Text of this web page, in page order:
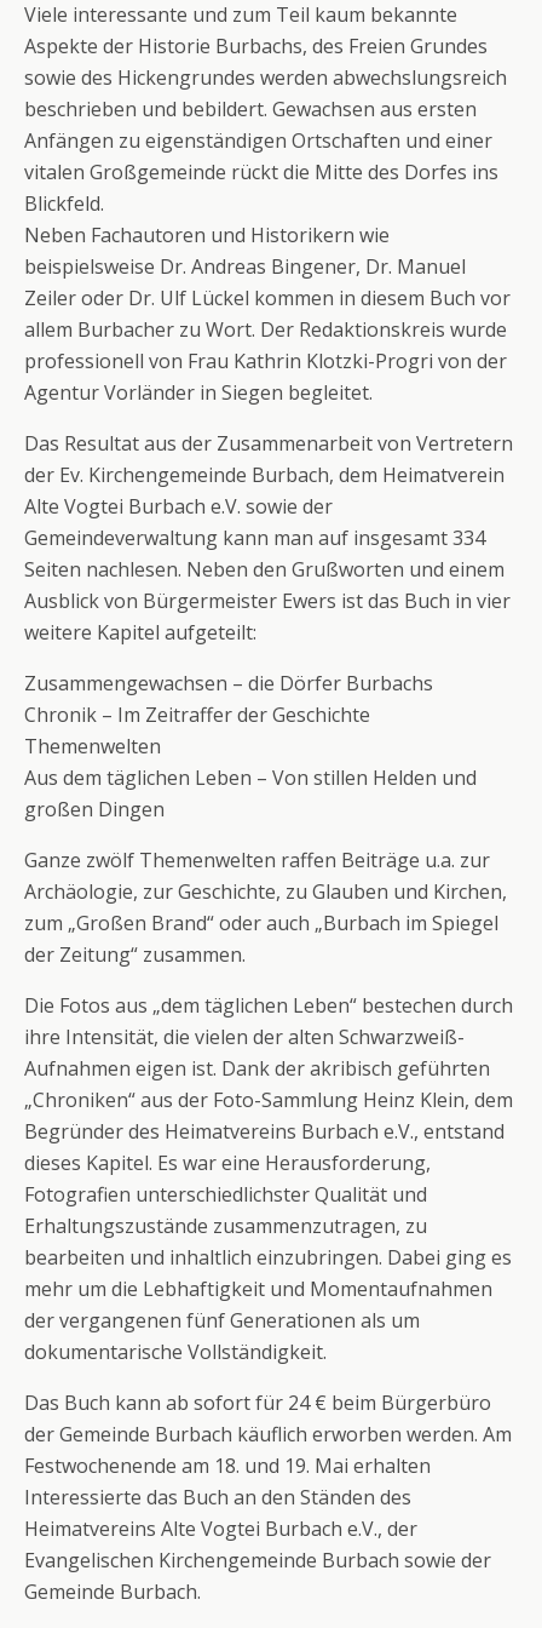
Viele interessante und zum Teil kaum bekannte
Aspekte der Historie Burbachs, des Freien Grundes
sowie des Hickengrundes werden abwechslungsreich
beschrieben und bebildert. Gewachsen aus ersten
Anfängen zu eigenständigen Ortschaften und einer
vitalen Großgemeinde rückt die Mitte des Dorfes ins
Blickfeld.
Neben Fachautoren und Historikern wie
beispielsweise Dr. Andreas Bingener, Dr. Manuel
Zeiler oder Dr. Ulf Lückel kommen in diesem Buch vor
allem Burbacher zu Wort. Der Redaktionskreis wurde
professionell von Frau Kathrin Klotzki-Progri von der
Agentur Vorländer in Siegen begleitet.
Das Resultat aus der Zusammenarbeit von Vertretern
der Ev. Kirchengemeinde Burbach, dem Heimatverein
Alte Vogtei Burbach e.V. sowie der
Gemeindeverwaltung kann man auf insgesamt 334
Seiten nachlesen. Neben den Grußworten und einem
Ausblick von Bürgermeister Ewers ist das Buch in vier
weitere Kapitel aufgeteilt:
Zusammengewachsen – die Dörfer Burbachs
Chronik – Im Zeitraffer der Geschichte
Themenwelten
Aus dem täglichen Leben – Von stillen Helden und
großen Dingen
Ganze zwölf Themenwelten raffen Beiträge u.a. zur
Archäologie, zur Geschichte, zu Glauben und Kirchen,
zum „Großen Brand“ oder auch „Burbach im Spiegel
der Zeitung“ zusammen.
Die Fotos aus „dem täglichen Leben“ bestechen durch
ihre Intensität, die vielen der alten Schwarzweiß-
Aufnahmen eigen ist. Dank der akribisch geführten
„Chroniken“ aus der Foto-Sammlung Heinz Klein, dem
Begründer des Heimatvereins Burbach e.V., entstand
dieses Kapitel. Es war eine Herausforderung,
Fotografien unterschiedlichster Qualität und
Erhaltungszustände zusammenzutragen, zu
bearbeiten und inhaltlich einzubringen. Dabei ging es
mehr um die Lebhaftigkeit und Momentaufnahmen
der vergangenen fünf Generationen als um
dokumentarische Vollständigkeit.
Das Buch kann ab sofort für 24 € beim Bürgerbüro
der Gemeinde Burbach käuflich erworben werden. Am
Festwochenende am 18. und 19. Mai erhalten
Interessierte das Buch an den Ständen des
Heimatvereins Alte Vogtei Burbach e.V., der
Evangelischen Kirchengemeinde Burbach sowie der
Gemeinde Burbach.